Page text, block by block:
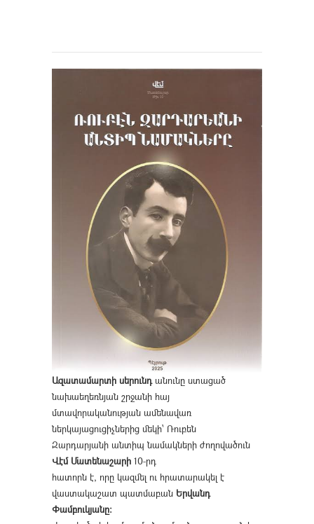
Ազատամարտի սերունդանունը ստացած
նախաեղեռնյան շրջանի հայ
մտավորականության ամենավառ
ներկայացուցիչներից մեկի՝ Ռուբեն
Զարդարյանի անտիպ նամակների ժողովածուն
Վէմ Մատենաշարի 10-րդ
հատորն է, որը կազմել ու հրատարակել է
վաստակաշատ պատմաբան Երվանդ
Փամբուկյանը։